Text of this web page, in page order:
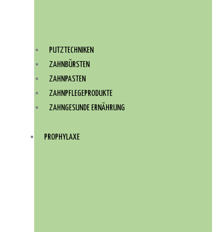
PUTZTECHNIKEN
ZAHNBÜRSTEN
ZAHNPASTEN
ZAHNPFLEGEPRODUKTE
ZAHNGESUNDE ERNÄHRUNG
PROPHYLAXE